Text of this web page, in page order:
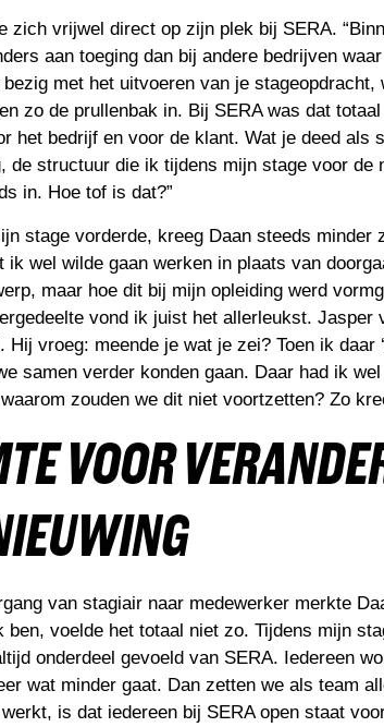
zich vrijwel direct op zijn plek bij SERA.
aan toeging dan bij andere bedrijven
met het uitvoeren van je
zo de prullenbak in. Bij SERA was dat
het bedrijf en voor de klant. Wat je deed als
de structuur die ik tijdens mijn stage voor de
in. Hoe tof is dat?”
stage vorderde, kreeg Daan steeds minder
ik wel wilde gaan werken in plaats van
maar hoe dit bij mijn opleiding werd
vond ik juist het allerleukst. Jasper
Hij vroeg: meende je wat je zei? Toen ik daar
samen verder konden gaan. Daar had ik
zouden we dit niet voortzetten? Zo
VOOR
van stagiair naar medewerker merkte
ben, voelde het totaal niet zo. Tijdens mijn
onderdeel gevoeld van SERA. Iedereen
wat minder gaat. Dan zetten we als team
is dat iedereen bij SERA open staat